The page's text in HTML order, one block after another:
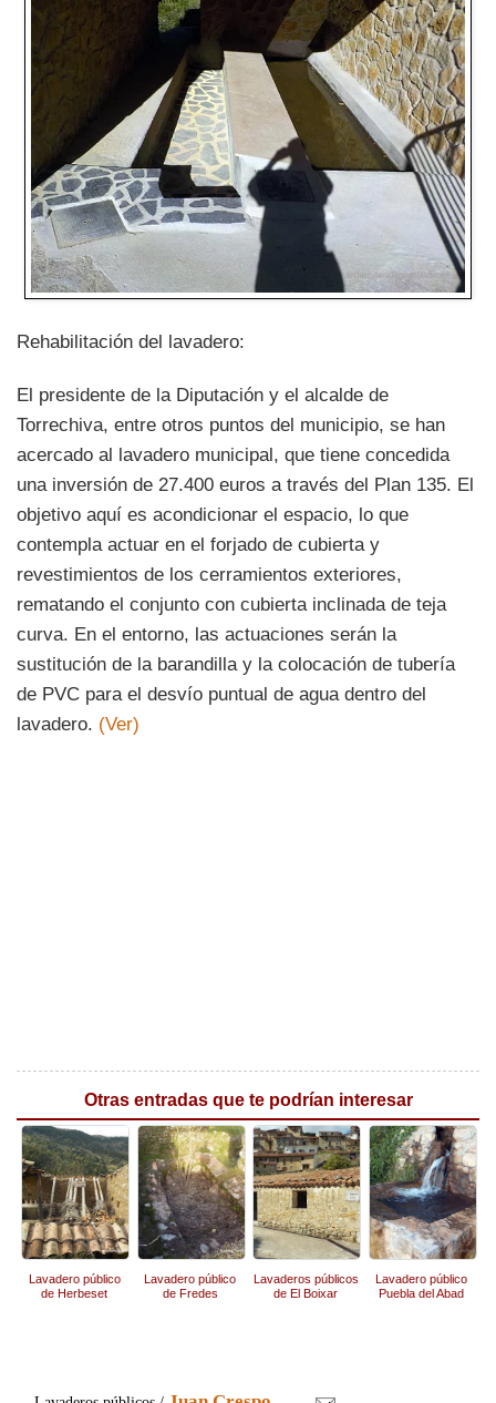
Rehabilitación del lavadero:
El presidente de la Diputación y el alcalde de
Torrechiva, entre otros puntos del municipio, se han
acercado al lavadero municipal, que tiene concedida
una inversión de 27.400 euros a través del Plan 135. El
objetivo aquí es acondicionar el espacio, lo que
contempla actuar en el forjado de cubierta y
revestimientos de los cerramientos exteriores,
rematando el conjunto con cubierta inclinada de teja
curva. En el entorno, las actuaciones serán la
sustitución de la barandilla y la colocación de tubería
de PVC para el desvío puntual de agua dentro del
lavadero. (Ver)
Otras entradas que te podrían interesar
Lavadero público
de Herbeset
Lavadero público
de Fredes
Lavaderos públicos
de El Boixar
Lavadero público
Puebla del Abad